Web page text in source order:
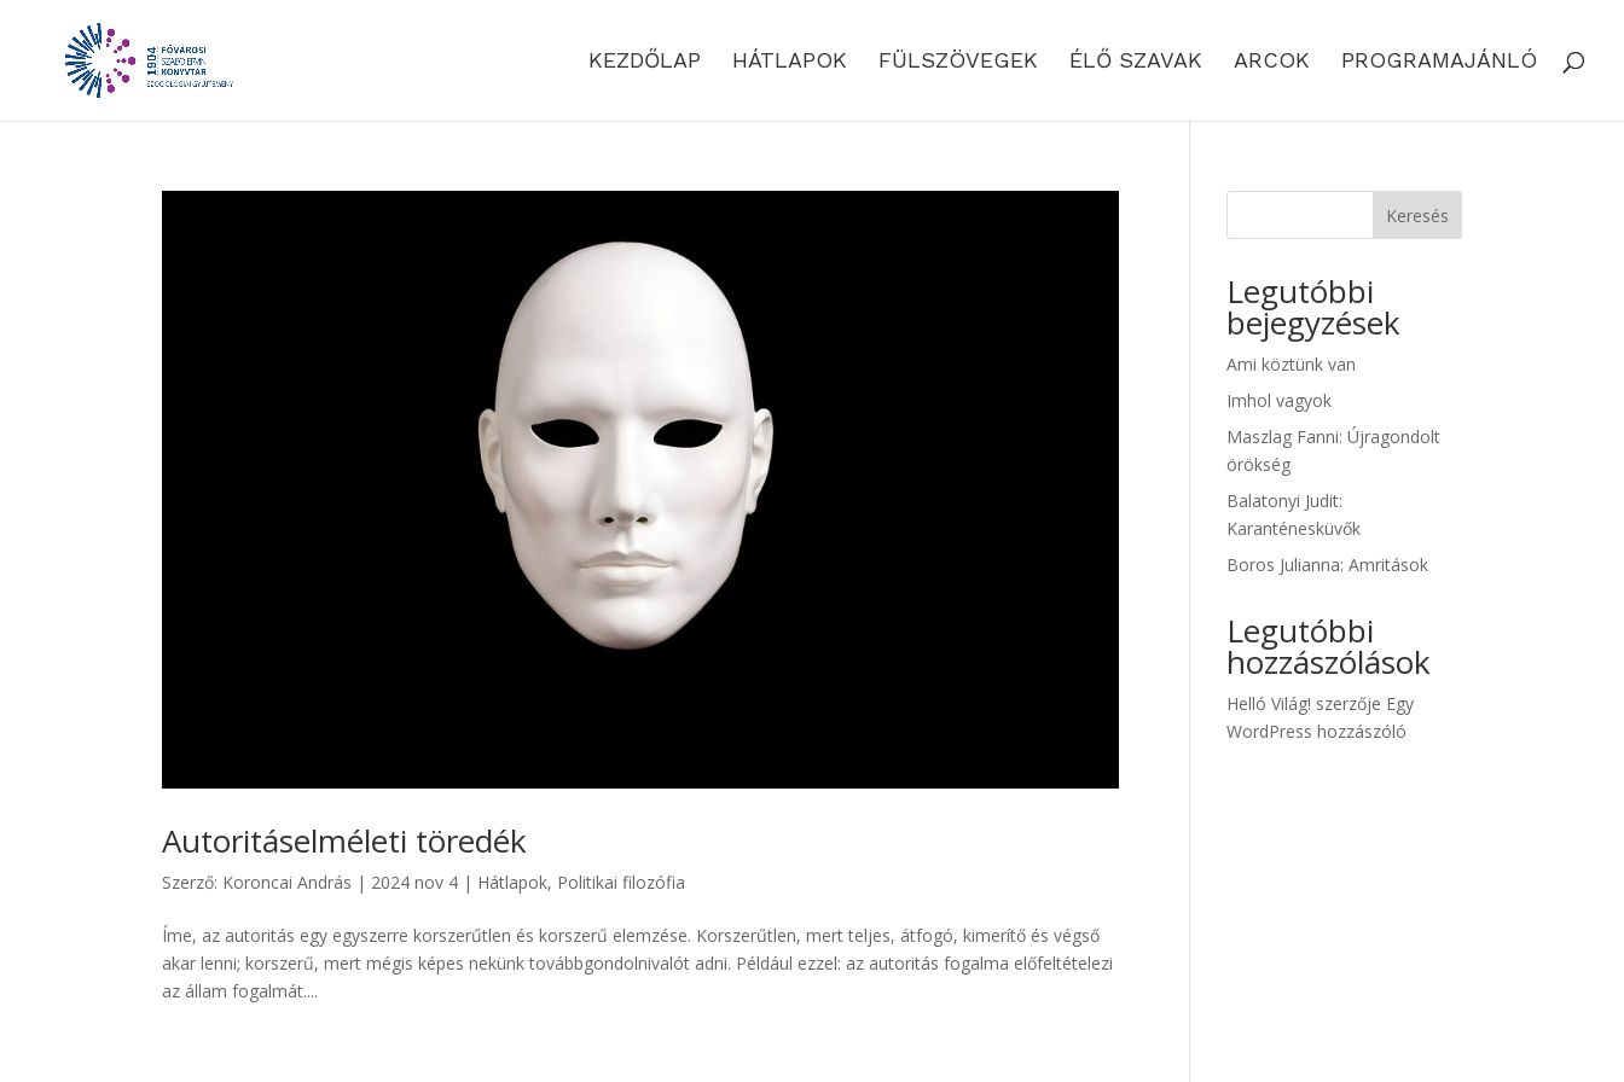
KEZDŐLAP HÁTLAPOK FÜLSZÖVEGEK ÉLŐ SZAVAK ARCOK PROGRAMAJÁNLÓ
Autoritáselméleti töredék
Szerző: Koroncai András | 2024 nov 4 | Hátlapok, Politikai filozófia
Íme, az autoritás egy egyszerre korszerűtlen és korszerű elemzése. Korszerűtlen, mert teljes, átfogó, kimerítő és végső
akar lenni; korszerű, mert mégis képes nekünk továbbgondolnivalót adni. Például ezzel: az autoritás fogalma előfeltételezi
az állam fogalmát....
Keresés
Legutóbbi
bejegyzések
Ami köztünk van
Imhol vagyok
Maszlag Fanni: Újragondolt
örökség
Balatonyi Judit:
Karanténesküvők
Boros Julianna: Amritások
Legutóbbi
hozzászólások
Helló Világ! szerzője Egy
WordPress hozzászóló